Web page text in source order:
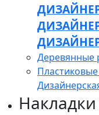
Деревянные